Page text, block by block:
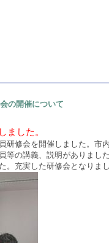
の開催について
ました。
修会を開催しました。市
等の講義、説明がありまし
充実した研修会となりまし